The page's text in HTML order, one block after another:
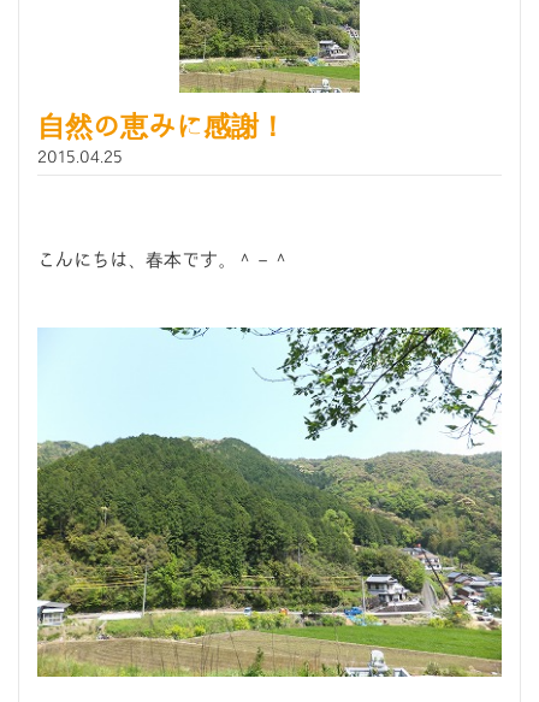
自然の恵みに感謝！
2015.04.25
こんにちは、春本です。＾－＾